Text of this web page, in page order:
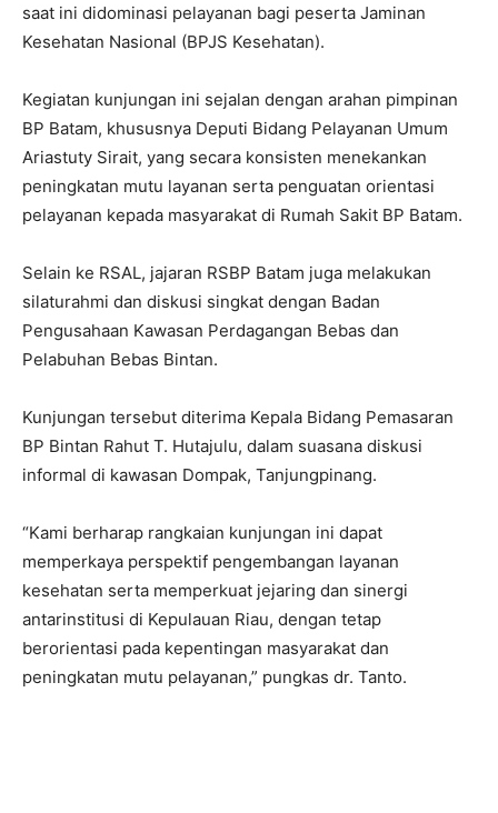
saat ini didominasi pelayanan bagi peserta Jaminan
Kesehatan Nasional (BPJS Kesehatan).
Kegiatan kunjungan ini sejalan dengan arahan pimpinan
BP Batam, khususnya Deputi Bidang Pelayanan Umum
Ariastuty Sirait, yang secara konsisten menekankan
peningkatan mutu layanan serta penguatan orientasi
pelayanan kepada masyarakat di Rumah Sakit BP Batam.
Selain ke RSAL, jajaran RSBP Batam juga melakukan
silaturahmi dan diskusi singkat dengan Badan
Pengusahaan Kawasan Perdagangan Bebas dan
Pelabuhan Bebas Bintan.
Kunjungan tersebut diterima Kepala Bidang Pemasaran
BP Bintan Rahut T. Hutajulu, dalam suasana diskusi
informal di kawasan Dompak, Tanjungpinang.
“Kami berharap rangkaian kunjungan ini dapat
memperkaya perspektif pengembangan layanan
kesehatan serta memperkuat jejaring dan sinergi
antarinstitusi di Kepulauan Riau, dengan tetap
berorientasi pada kepentingan masyarakat dan
peningkatan mutu pelayanan,” pungkas dr. Tanto.